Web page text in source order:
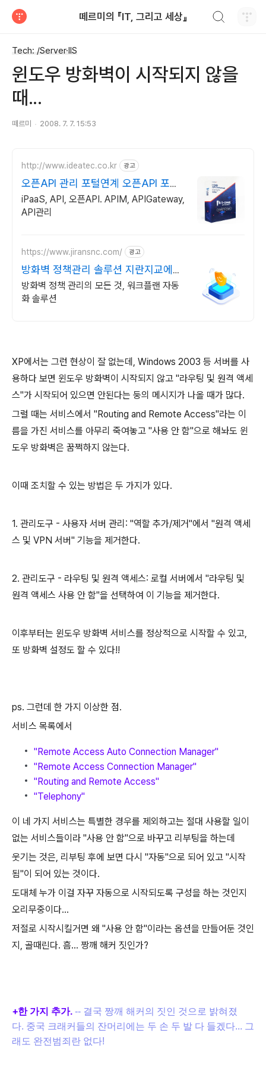
떼르미의 『IT, 그리고 세상』
Tech: /Server·IIS
윈도우 방화벽이 시작되지 않을
때...
떼르미 2008. 7. 7. 15:53
http://www.ideatec.co.kr 광고
오픈API 관리 포털연계 오픈API 포털
연계
iPaaS, API, 오픈API. APIM, APIGateway,
API관리
https://www.jiransnc.com/ 광고
방화벽 정책관리 솔루션 지란지교에스
앤씨
방화벽 정책 관리의 모든 것, 워크플랜 자동
화 솔루션
XP에서는 그런 현상이 잘 없는데, Windows 2003 등 서버를 사
용하다 보면 윈도우 방화벽이 시작되지 않고 "라우팅 및 원격 액세
스"가 시작되어 있으면 안된다는 둥의 메시지가 나올 때가 많다.
그럴 때는 서비스에서 "Routing and Remote Access"라는 이
름을 가진 서비스를 아무리 죽여놓고 "사용 안 함"으로 해놔도 윈
도우 방화벽은 꿈쩍하지 않는다.
이때 조치할 수 있는 방법은 두 가지가 있다.
1. 관리도구 - 사용자 서버 관리: "역할 추가/제거"에서 "원격 액세
스 및 VPN 서버" 기능을 제거한다.
2. 관리도구 - 라우팅 및 원격 액세스: 로컬 서버에서 "라우팅 및
원격 액세스 사용 안 함"을 선택하여 이 기능을 제거한다.
이후부터는 윈도우 방화벽 서비스를 정상적으로 시작할 수 있고,
또 방화벽 설정도 할 수 있다!!
ps. 그런데 한 가지 이상한 점.
서비스 목록에서
"Remote Access Auto Connection Manager"
"Remote Access Connection Manager"
"Routing and Remote Access"
"Telephony"
이 네 가지 서비스는 특별한 경우를 제외하고는 절대 사용할 일이
없는 서비스들이라 "사용 안 함"으로 바꾸고 리부팅을 하는데
웃기는 것은, 리부팅 후에 보면 다시 "자동"으로 되어 있고 "시작
됨"이 되어 있는 것이다.
도대체 누가 이걸 자꾸 자동으로 시작되도록 구성을 하는 것인지
오리무중이다...
저절로 시작시킬거면 왜 "사용 안 함"이라는 옵션을 만들어둔 것인
지, 골때린다. 흠... 짱깨 해커 짓인가?
+한 가지 추가. -- 결국 짱깨 해커의 짓인 것으로 밝혀졌
다. 중국 크래커들의 잔머리에는 두 손 두 발 다 들겠다... 그
래도 완전범죄란 없다!